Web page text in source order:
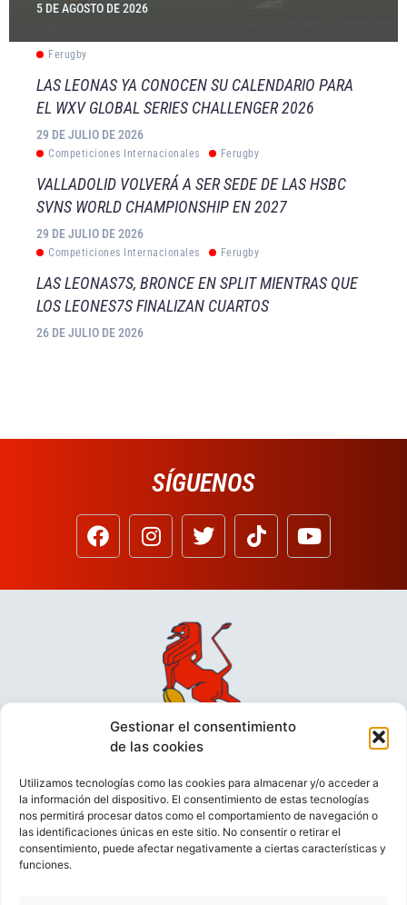
Gestionar el consentimiento
de las cookies
Utilizamos tecnologías como las cookies para almacenar y/o acceder a
la información del dispositivo. El consentimiento de estas tecnologías
nos permitirá procesar datos como el comportamiento de navegación o
las identificaciones únicas en este sitio. No consentir o retirar el
consentimiento, puede afectar negativamente a ciertas características y
funciones.
5 DE AGOSTO DE 2026
Ferugby
LAS LEONAS YA CONOCEN SU CALENDARIO PARA
EL WXV GLOBAL SERIES CHALLENGER 2026
29 DE JULIO DE 2026
Competiciones Internacionales Ferugby
VALLADOLID VOLVERÁ A SER SEDE DE LAS HSBC
SVNS WORLD CHAMPIONSHIP EN 2027
29 DE JULIO DE 2026
Competiciones Internacionales Ferugby
LAS LEONAS7S, BRONCE EN SPLIT MIENTRAS QUE
LOS LEONES7S FINALIZAN CUARTOS
26 DE JULIO DE 2026
SÍGUENOS